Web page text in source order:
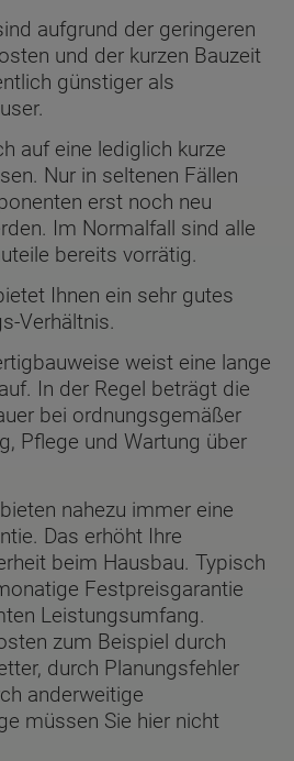
aufgrund der geringeren
und der kurzen Bauzeit
günstiger als
auf eine lediglich kurze
Nur in seltenen Fällen
erst noch neu
Im Normalfall sind alle
bereits vorrätig.
Ihnen ein sehr gutes
Verhältnis.
weist eine lange
In der Regel beträgt die
bei ordnungsgemäßer
Pflege und Wartung über
nahezu immer eine
Das erhöht Ihre
beim Hausbau. Typisch
Festpreisgarantie
Leistungsumfang.
zum Beispiel durch
durch Planungsfehler
anderweitige
müssen Sie hier nicht